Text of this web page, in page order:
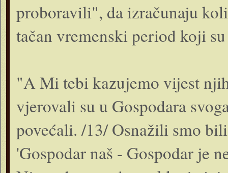
proboravili", da izračunaju
tačan vremenski period koji
"A Mi tebi kazujemo vijest
vjerovali su u Gospodara
povećali. /13/ Osnažili smo
'Gospodar naš - Gospodar je